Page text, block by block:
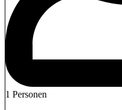
1 Personen